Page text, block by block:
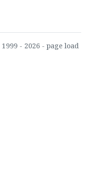
- 2026 - page load